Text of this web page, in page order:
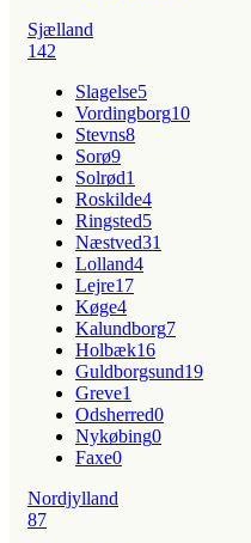
Sjælland
142
Slagelse5
Vordingborg10
Stevns8
Sorø9
Solrød1
Roskilde4
Ringsted5
Næstved31
Lolland4
Lejre17
Køge4
Kalundborg7
Holbæk16
Guldborgsund19
Greve1
Odsherred0
Nykøbing0
Faxe0
Nordjylland
87